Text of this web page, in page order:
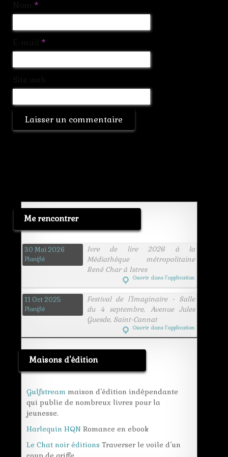
*
*
Me rencontrer
30 Mai 2026
Planifié
Ivre de lire 2026 à la
Médiathèque métropolitaine
René Char à Istres
Ouvrir dans l’application
11 Oct 2025
Planifié
Festival de l'Imaginaire - Salle
du 4 septembre, Avenue Jules
Guesde, Saint-Cannat
Ouvrir dans l’application
Maisons d'édition
Gulfstream maison d’édition indépendante
qui publie de nombreux livres pour la
jeunesse.
Harlequin HQN Romance en ebook
Le Chat noir éditions Traverser le voile d’un